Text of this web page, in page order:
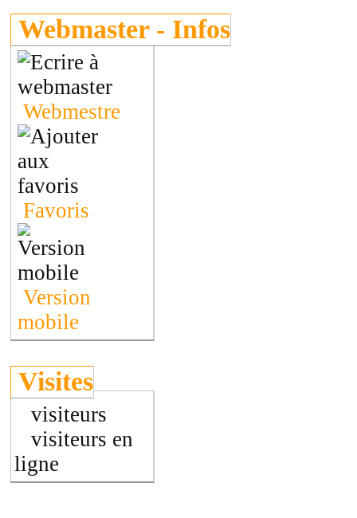
Webmaster - Infos
Webmestre
Favoris
Version
mobile
Visites
visiteurs
visiteurs en
ligne